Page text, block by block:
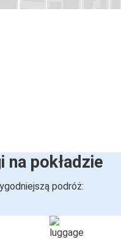
na pokładzie
podróż: